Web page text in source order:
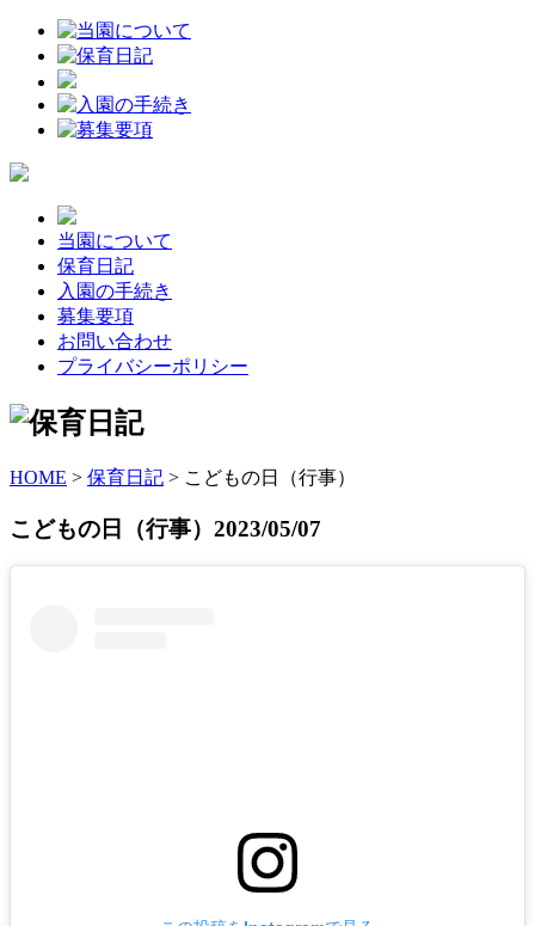
当園について
保育日記
入園の手続き
募集要項
お問い合わせ
プライバシーポリシー
HOME > 保育日記 > こどもの日（行事）
こどもの日（行事） 2023/05/07